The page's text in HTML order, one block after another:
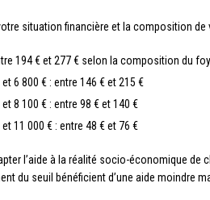
situation financière et la composition
194 € et 277 € selon la composition du
6 800 € : entre 146 € et 215 €
8 100 € : entre 98 € et 140 €
11 000 € : entre 48 € et 76 €
l’aide à la réalité socio-économique
du seuil bénéficient d’une aide moindre